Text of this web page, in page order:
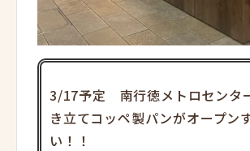
3/17予定 南行徳メトロセンタ
き立てコッペ製パンがオープン
い！！